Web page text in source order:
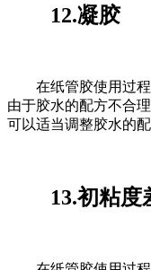
12.凝胶
在纸管胶使用过程
由于胶水的配方不合
可以适当调整胶水的
13.初粘度